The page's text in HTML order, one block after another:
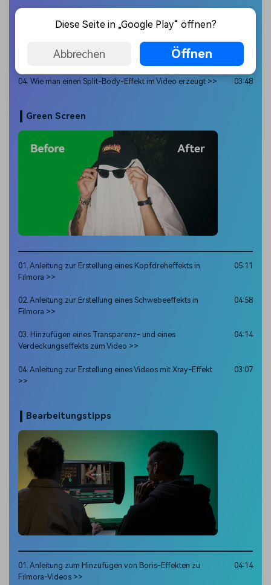
02. Anleitung zur Erstellung des Effekts Coffee Squeeze in
04:31
03. Entfernen von Objekten aus einem Video mit oder ohne
Clean Play
04. Wie man einen Split-Body-Effekt im Video erzeugt >> 03:48
Green Screen
01. Anleitung zur Erstellung eines Kopfdreheffekts in
Filmora >>
05:11
02. Anleitung zur Erstellung eines Schwebeeffekts in
Filmora >>
04:58
03. Hinzufügen eines Transparenz- und eines
Verdeckungseffekts zum Video >>
04:14
04. Anleitung zur Erstellung eines Videos mit Xray-Effekt
>>
03:07
Bearbeitungstipps
01. Anleitung zum Hinzufügen von Boris-Effekten zu
Filmora-Videos >>
04:14
Diese Seite in „Google Play“ öffnen?
Abbrechen Öffnen